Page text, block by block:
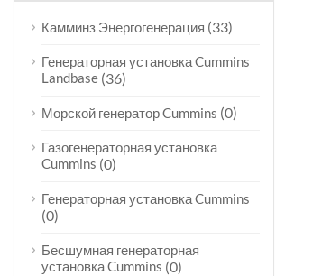
Камминз Энергогенерация (33)
Генераторная установка Cummins
Landbase (36)
Морской генератор Cummins (0)
Газогенераторная установка
Cummins (0)
Генераторная установка Cummins
(0)
Бесшумная генераторная
установка Cummins (0)